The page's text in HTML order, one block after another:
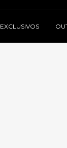
EXCLUSIVOS